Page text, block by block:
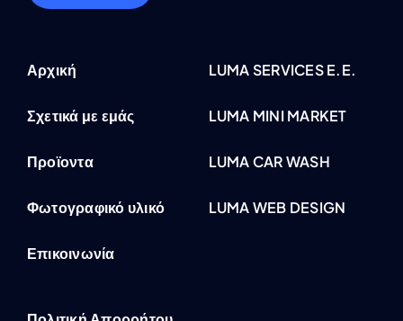
Αρχική
Σχετικά με εμάς
Προϊοντα
Φωτογραφικό υλικό
Επικοινωνία
LUMA SERVICES E.E.
LUMA MINI MARKET
LUMA CAR WASH
LUMA WEB DESIGN